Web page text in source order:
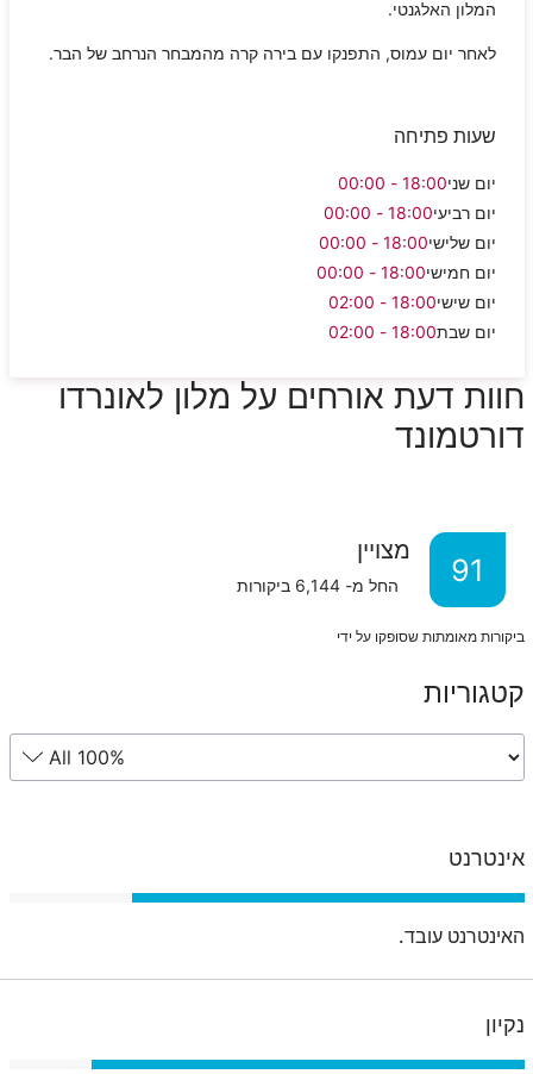
המלון האלגנטי.
לאחר יום עמוס, התפנקו עם בירה קרה מהמבחר הנרחב של הבר.
שעות פתיחה
יום שני18:00 - 00:00
יום רביעי18:00 - 00:00
יום שלישי18:00 - 00:00
יום חמישי18:00 - 00:00
יום שישי18:00 - 02:00
יום שבת18:00 - 02:00
חוות דעת אורחים על מלון לאונרדו
דורטמונד
91
מצויין
החל מ- 6,144 ביקורות
ביקורות מאומתות שסופקו על ידי
קטגוריות
אינטרנט
האינטרנט עובד.
נקיון